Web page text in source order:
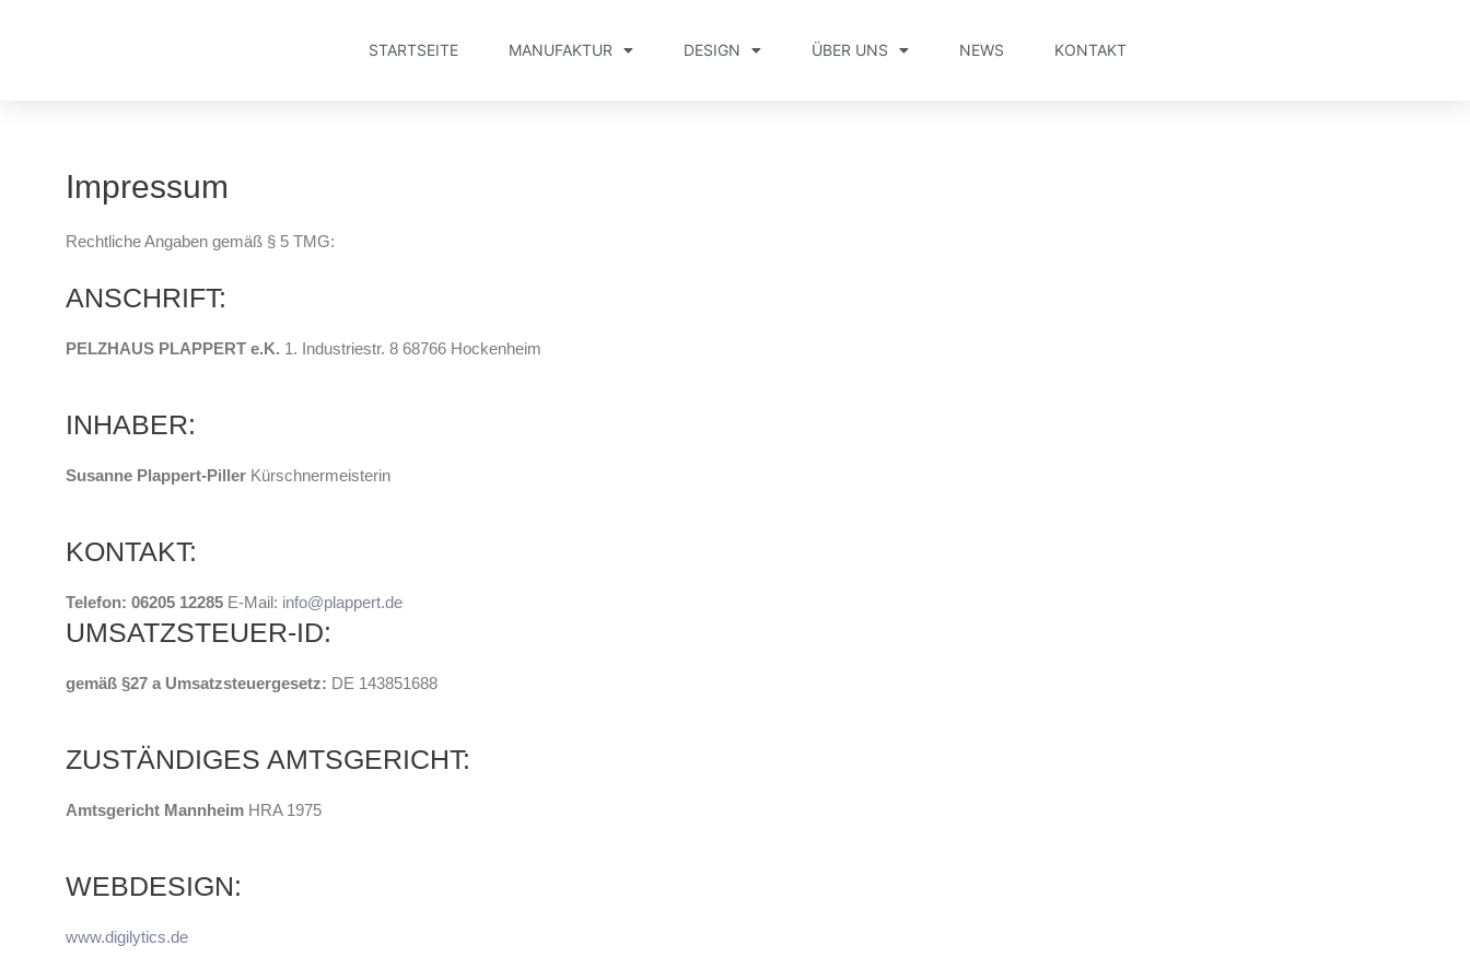
STARTSEITE MANUFAKTUR DESIGN ÜBER UNS NEWS KONTAKT
Impressum
Rechtliche Angaben gemäß § 5 TMG:
ANSCHRIFT:
PELZHAUS PLAPPERT e.K. 1. Industriestr. 8 68766 Hockenheim
INHABER:
Susanne Plappert-Piller Kürschnermeisterin
KONTAKT:
Telefon: 06205 12285 E-Mail: info@plappert.de
UMSATZSTEUER-ID:
gemäß §27 a Umsatzsteuergesetz: DE 143851688
ZUSTÄNDIGES AMTSGERICHT:
Amtsgericht Mannheim HRA 1975
WEBDESIGN:
www.digilytics.de